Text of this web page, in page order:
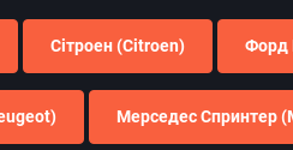
Сітроен (Citroen) Форд
Мерседес Спринтер